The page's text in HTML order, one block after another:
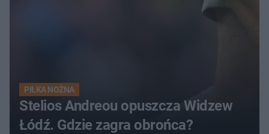
PIŁKA NOŻNA
Stelios Andreou opuszcza Widzew
Łódź. Gdzie zagra obrońca?